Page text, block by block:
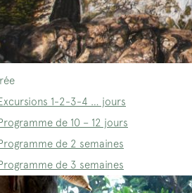
1-2-3-4 … jours
de 10 – 12 jours
de 2 semaines
de 3 semaines